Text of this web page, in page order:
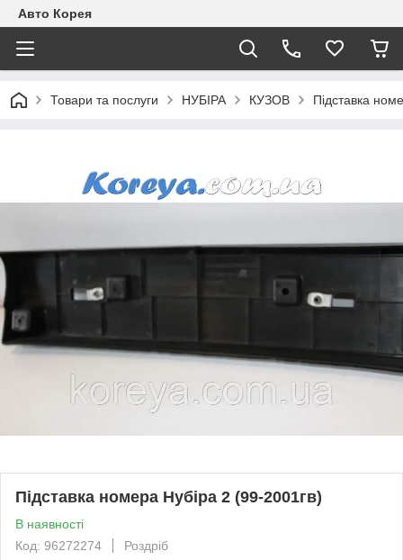
Авто Корея
Товари та послуги НУБІРА КУЗОВ Підставка
Підставка номера Нубіра 2 (99-2001гв)
В наявності
Код: 96272274
Роздріб